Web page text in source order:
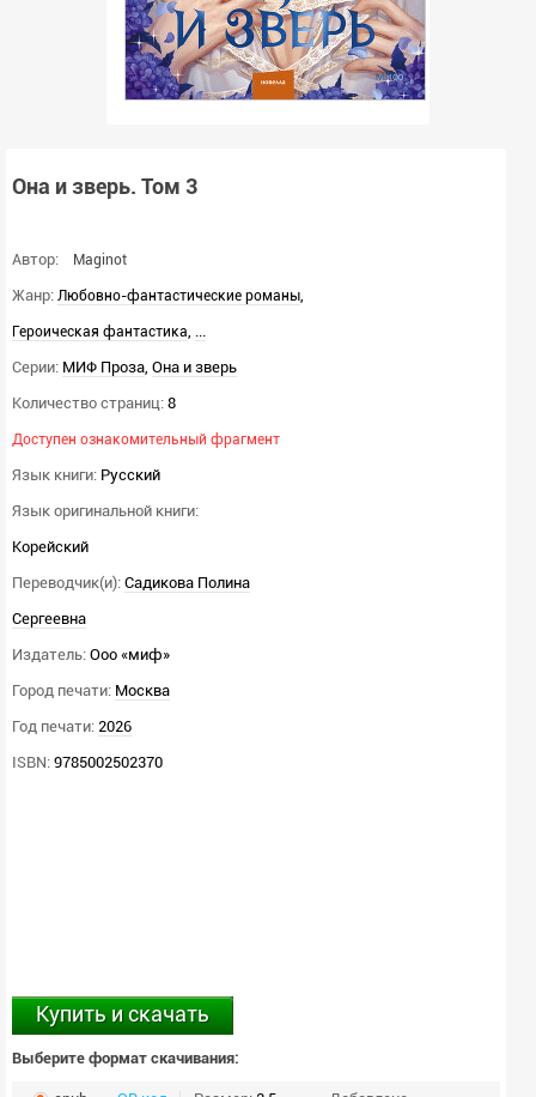
Она и зверь. Том 3
Автор: Maginot
Жанр: Любовно-фантастические романы,
Героическая фантастика, ...
Серии: МИФ Проза, Она и зверь
Количество страниц: 8
Доступен ознакомительный фрагмент
Язык книги: Русский
Язык оригинальной книги:
Корейский
Переводчик(и): Садикова Полина
Сергеевна
Издатель: Ооо «миф»
Город печати: Москва
Год печати: 2026
ISBN: 9785002502370
Купить и скачать
Выберите формат скачивания: